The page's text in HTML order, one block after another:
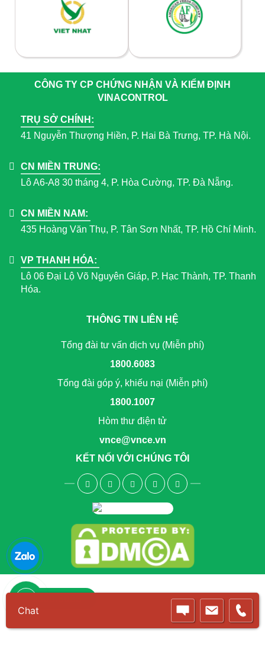
CÔNG TY CP CHỨNG NHẬN VÀ KIỂM ĐỊNH
VINACONTROL
TRỤ SỞ CHÍNH:
41 Nguyễn Thượng Hiền, P. Hai Bà Trưng, TP. Hà Nội.
CN MIỀN TRUNG:
Lô A6-A8 30 tháng 4, P. Hòa Cường, TP. Đà Nẵng.
CN MIỀN NAM:
435 Hoàng Văn Thụ, P. Tân Sơn Nhất, TP. Hồ Chí Minh.
VP THANH HÓA:
Lô 06 Đại Lộ Võ Nguyên Giáp, P. Hạc Thành, TP. Thanh
Hóa.
THÔNG TIN LIÊN HỆ
Tổng đài tư vấn dịch vụ (Miễn phí)
1800.6083
Tổng đài góp ý, khiếu nại (Miễn phí)
1800.1007
Hòm thư điện tử
vnce@vnce.vn
KẾT NỐI VỚI CHÚNG TÔI
Chat